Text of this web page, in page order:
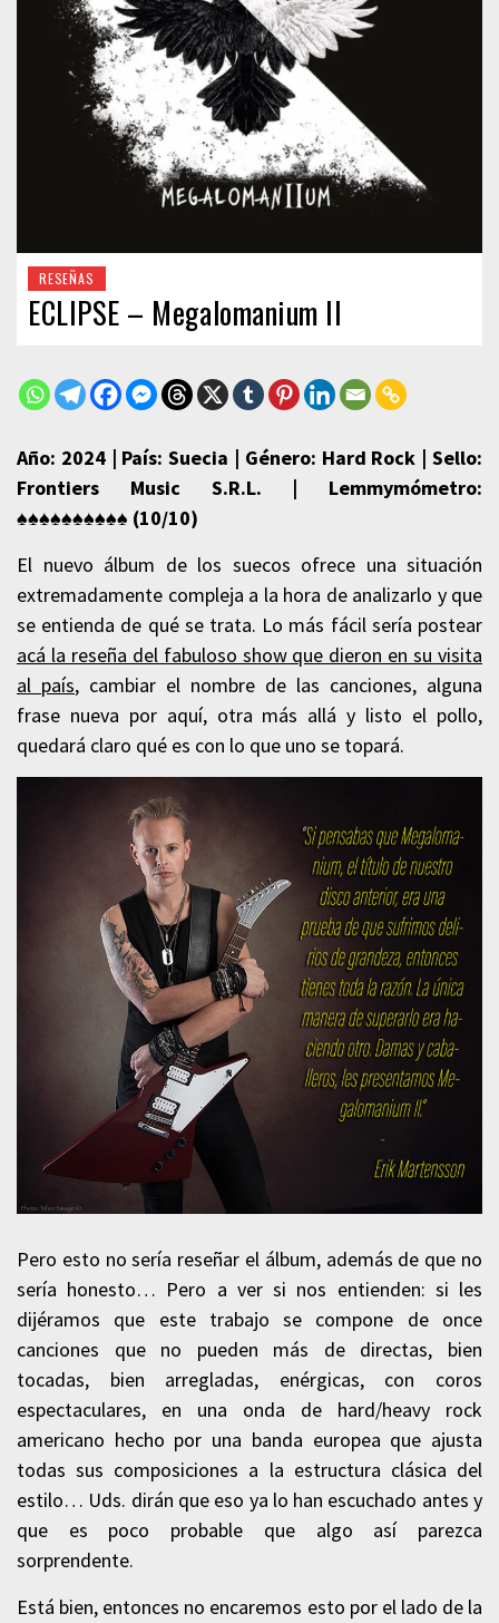
RESEÑAS
ECLIPSE – Megalomanium II
Año: 2024 | País: Suecia | Género: Hard Rock | Sello:
Frontiers Music S.R.L. | Lemmymómetro:
♠♠♠♠♠♠♠♠♠♠ (10/10)
El nuevo álbum de los suecos ofrece una situación
extremadamente compleja a la hora de analizarlo y que
se entienda de qué se trata. Lo más fácil sería postear
acá la reseña del fabuloso show que dieron en su visita
al país, cambiar el nombre de las canciones, alguna
frase nueva por aquí, otra más allá y listo el pollo,
quedará claro qué es con lo que uno se topará.
Pero esto no sería reseñar el álbum, además de que no
sería honesto… Pero a ver si nos entienden: si les
dijéramos que este trabajo se compone de once
canciones que no pueden más de directas, bien
tocadas, bien arregladas, enérgicas, con coros
espectaculares, en una onda de hard/heavy rock
americano hecho por una banda europea que ajusta
todas sus composiciones a la estructura clásica del
estilo… Uds. dirán que eso ya lo han escuchado antes y
que es poco probable que algo así parezca
sorprendente.
Está bien, entonces no encaremos esto por el lado de la